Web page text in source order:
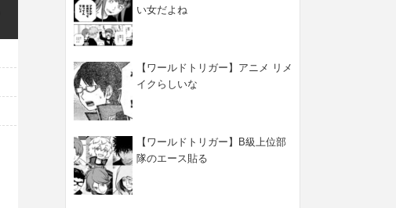
い女だよね
【ワールドトリガー】アニメ リメ
イクらしいな
【ワールドトリガー】B級上位部
隊のエース貼る